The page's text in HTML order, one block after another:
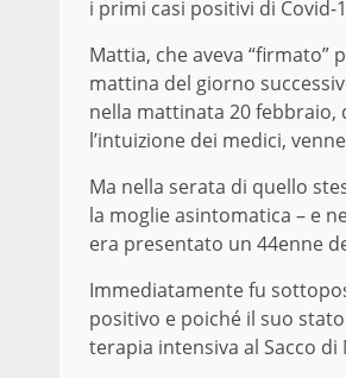
i primi casi positivi di Covid-
Mattia, che aveva “firmato”
mattina del giorno
nella mattinata 20 febbraio,
l’intuizione dei medici,
Ma nella serata di quello
la moglie asintomatica – e
era presentato un 44enne
Immediatamente fu
positivo e poiché il suo
terapia intensiva al Sacco